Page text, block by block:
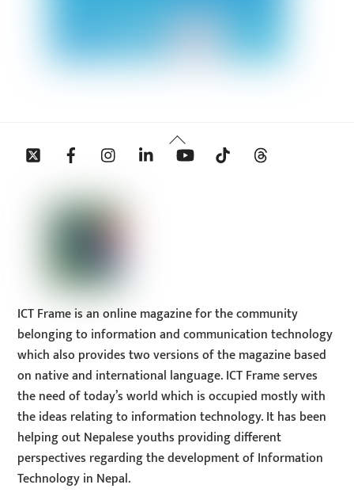
Back
To
Twitter Facebook InstagramLinkedin YouTube Tiktok
ICT Frame is an online magazine for the community
belonging to information and communication technology
which also provides two versions of the magazine based
on native and international language. ICT Frame serves
the need of today’s world which is occupied mostly with
the ideas relating to information technology. It has been
helping out Nepalese youths providing different
perspectives regarding the development of Information
Technology in Nepal.